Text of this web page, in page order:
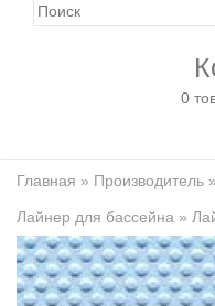
0
Главная » Производитель »
Лайнер для бассейна »